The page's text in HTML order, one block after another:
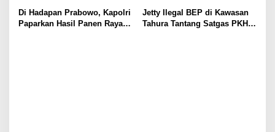
Di Hadapan Prabowo, Kapolri
Paparkan Hasil Panen Raya
Jetty Ilegal BEP di Kawasan
Tahura Tantang Satgas PKH,